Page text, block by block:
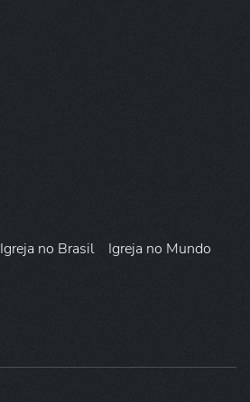
Igreja no Brasil
Igreja no Mundo